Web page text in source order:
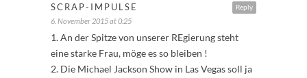
Reply
SCRAP-IMPULSE
6. November 2015 at 0:25
1. An der Spitze von unserer REgierung steht
eine starke Frau, möge es so bleiben !
2. Die Michael Jackson Show in Las Vegas soll ja